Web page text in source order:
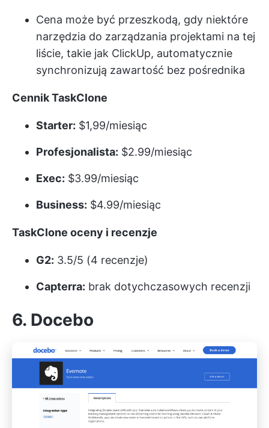
Cena może być przeszkodą, gdy niektóre
narzędzia do zarządzania projektami na tej
liście, takie jak ClickUp, automatycznie
synchronizują zawartość bez pośrednika
Cennik TaskClone
Starter: $1,99/miesiąc
Profesjonalista: $2.99/miesiąc
Exec: $3.99/miesiąc
Business: $4.99/miesiąc
TaskClone oceny i recenzje
G2: 3.5/5 (4 recenzje)
Capterra: brak dotychczasowych recenzji
6. Docebo